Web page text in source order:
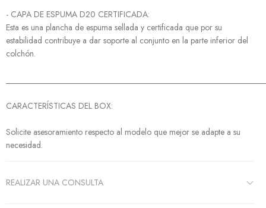
- CAPA DE ESPUMA D20 CERTIFICADA:
Esta es una plancha de espuma sellada y certificada que por su
estabilidad contribuye a dar soporte al conjunto en la parte inferior del
colchón.
CARACTERÍSTICAS DEL BOX:
Solicite asesoramiento respecto al modelo que mejor se adapte a su
necesidad.
REALIZAR UNA CONSULTA